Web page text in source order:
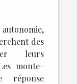
des
leurs
monte-
réponse